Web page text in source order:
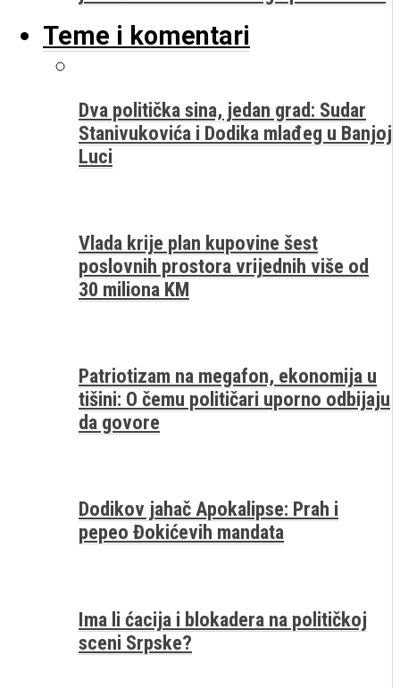
Teme i komentari
Dva politička sina, jedan grad: Sudar
Stanivukovića i Dodika mlađeg u Banjoj
Luci
Vlada krije plan kupovine šest
poslovnih prostora vrijednih više od
30 miliona KM
Patriotizam na megafon, ekonomija u
tišini: O čemu političari uporno odbijaju
da govore
Dodikov jahač Apokalipse: Prah i
pepeo Đokićevih mandata
Ima li ćacija i blokadera na političkoj
sceni Srpske?